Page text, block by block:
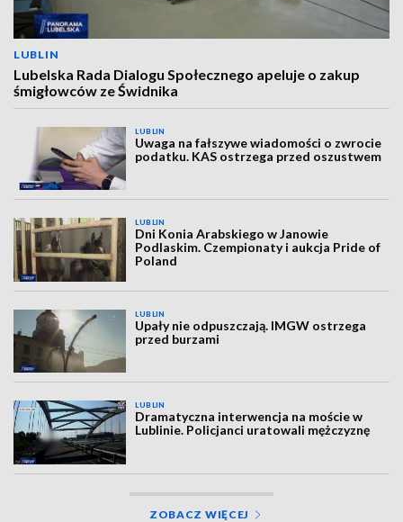
LUBLIN
Lubelska Rada Dialogu Społecznego apeluje o zakup
śmigłowców ze Świdnika
LUBLIN
Uwaga na fałszywe wiadomości o zwrocie
podatku. KAS ostrzega przed oszustwem
LUBLIN
Dni Konia Arabskiego w Janowie
Podlaskim. Czempionaty i aukcja Pride of
Poland
LUBLIN
Upały nie odpuszczają. IMGW ostrzega
przed burzami
LUBLIN
Dramatyczna interwencja na moście w
Lublinie. Policjanci uratowali mężczyznę
ZOBACZ WIĘCEJ